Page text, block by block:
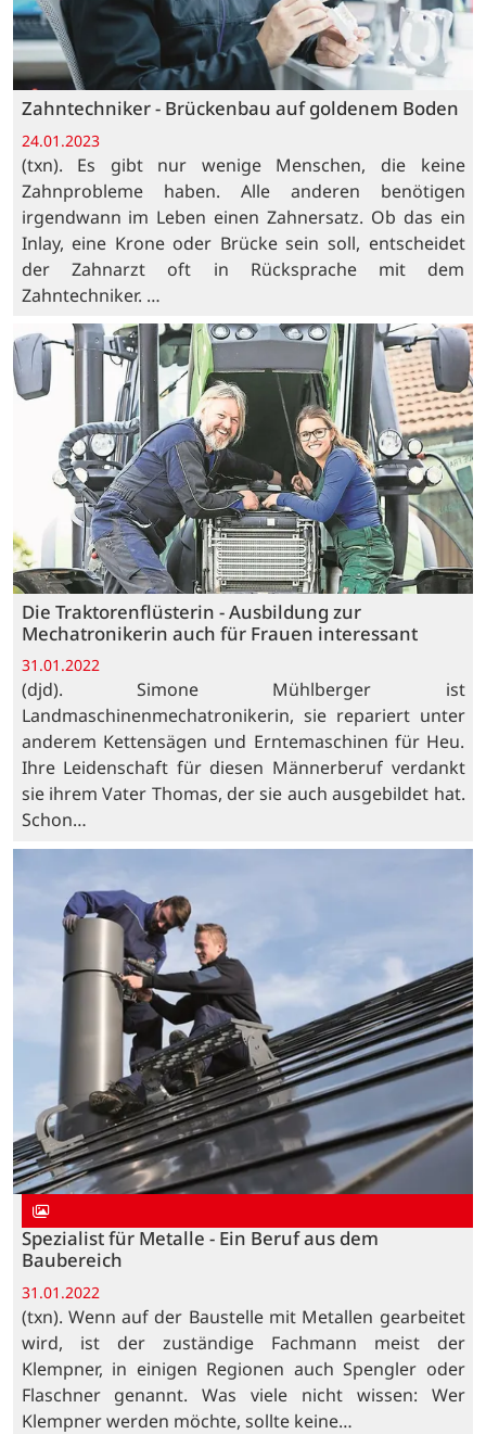
Zahntechniker - Brückenbau auf goldenem Boden
24.01.2023
(txn). Es gibt nur wenige Menschen, die keine
Zahnprobleme haben. Alle anderen benötigen
irgendwann im Leben einen Zahnersatz. Ob das ein
Inlay, eine Krone oder Brücke sein soll, entscheidet
der Zahnarzt oft in Rücksprache mit dem
Zahntechniker. …
Die Traktorenflüsterin - Ausbildung zur
Mechatronikerin auch für Frauen interessant
31.01.2022
(djd). Simone Mühlberger ist
Landmaschinenmechatronikerin, sie repariert unter
anderem Kettensägen und Erntemaschinen für Heu.
Ihre Leidenschaft für diesen Männerberuf verdankt
sie ihrem Vater Thomas, der sie auch ausgebildet hat.
Schon…
Spezialist für Metalle - Ein Beruf aus dem
Baubereich
31.01.2022
(txn). Wenn auf der Baustelle mit Metallen gearbeitet
wird, ist der zuständige Fachmann meist der
Klempner, in einigen Regionen auch Spengler oder
Flaschner genannt. Was viele nicht wissen: Wer
Klempner werden möchte, sollte keine…